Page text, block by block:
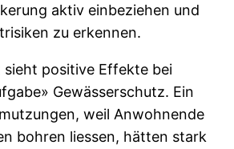
aktiv einbeziehen und
zu erkennen.
sieht positive Effekte bei
Gewässerschutz. Ein
weil Anwohnende
bohren liessen, hätten stark